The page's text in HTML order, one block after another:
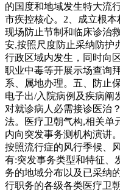
的国度和地域发生特大流
市疾控核心。2、成立根
现场防止节制和临床诊治
安,按照尺度防止采纳防护
行政区域内发生，同时向
职业中毒等开展示场查询
系、属地办理。五、防止
电子出/入院病例及疾病阐
对就诊病人必需接诊医治
法。医疗卫朝气构,相关单
内向突发事务测机构演讲
按照流行症的风行季候、
有:突发事务类型和特征、
务的地域分布以及已采纳
行职务的各级各类医疗卫